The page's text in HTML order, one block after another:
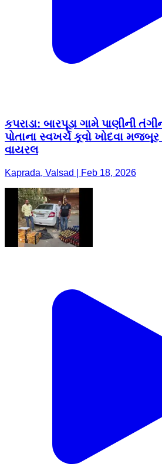
કપરાડા: બારપૂડા ગામે પાણીની
પોતાના સ્વખર્ચે કૂવો ખોદવા મજબૂર
વાયરલ
Kaprada, Valsad | Feb 18, 2026